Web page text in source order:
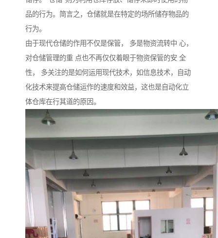
品的行为。简言之，仓储就是在特定的场所储存物品的
行为。
由于现代仓储的作用不仅是保管， 多是物资流转中 心，
对仓储管理的重 点也不再仅仅着眼于物资保管的安 全
性， 多关注的是如何运用现代技术，如信息技术，自动
化技术来提高仓储运作的速度和效益，这也是自动化立
体仓库在行其道的原因。